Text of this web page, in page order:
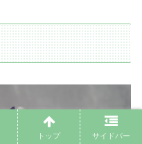
トップ サイドバー